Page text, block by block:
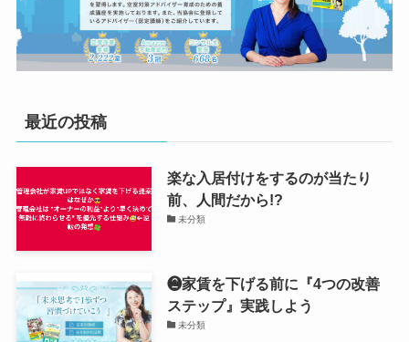
最近の投稿
楽な入居付けをするのが当たり
前、人間だから!?
未分類
❷家賃を下げる前に『4つの改善
ステップ』実践しよう
未分類